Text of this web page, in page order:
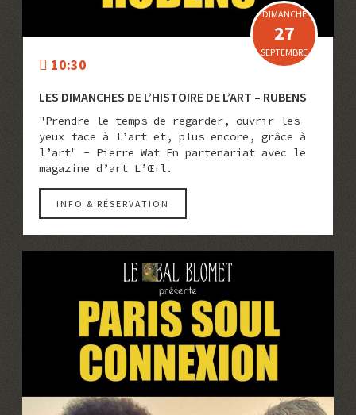
DIMANCHE
27
SEPTEMBRE
10:30
LES DIMANCHES DE L’HISTOIRE DE L’ART – RUBENS
"Prendre le temps de regarder, ouvrir les
yeux face à l’art et, plus encore, grâce à
l’art" - Pierre Wat En partenariat avec le
magazine d’art L’Œil.
INFO & RÉSERVATION